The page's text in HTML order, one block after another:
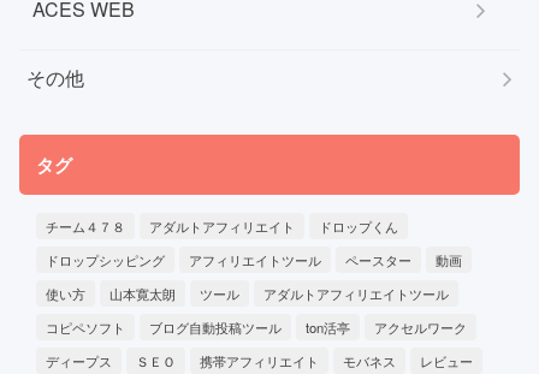
ACES WEB
その他
タグ
チーム４７８ アダルトアフィリエイト
ドロップくん
ドロップシッピング
アフィリエイトツール ペースター
動画
使い方
山本寛太朗 ツール
アダルトアフィリエイトツール
コピペソフト
ブログ自動投稿ツール ton活亭
アクセルワーク
ディープス
ＳＥＯ 携帯アフィリエイト モバネス
レビュー